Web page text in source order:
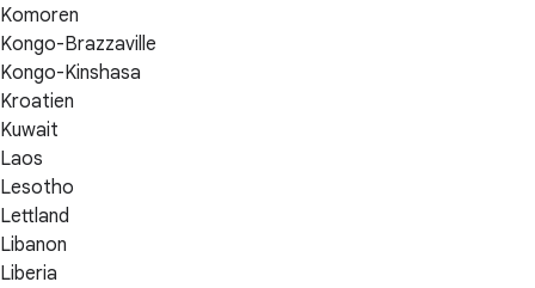
Komoren
Kongo-Brazzaville
Kongo-Kinshasa
Kroatien
Kuwait
Laos
Lesotho
Lettland
Libanon
Liberia